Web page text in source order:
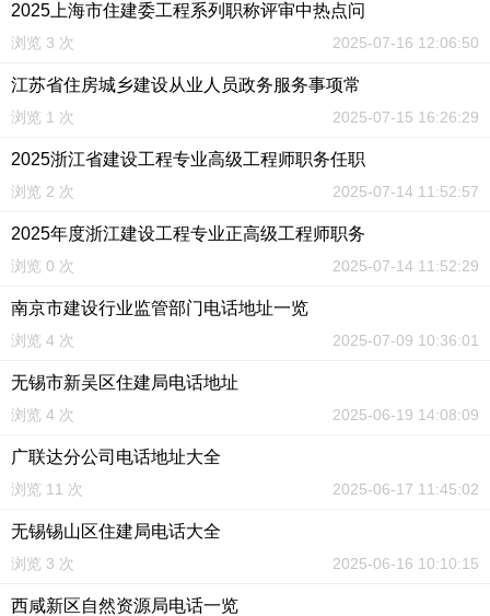
2025上海市住建委工程系列职称评审中热点问
浏览 3 次 2025-07-16 12:06:50
江苏省住房城乡建设从业人员政务服务事项常
浏览 1 次 2025-07-15 16:26:29
2025浙江省建设工程专业高级工程师职务任职
浏览 2 次 2025-07-14 11:52:57
2025年度浙江建设工程专业正高级工程师职务
浏览 0 次 2025-07-14 11:52:29
南京市建设行业监管部门电话地址一览
浏览 4 次 2025-07-09 10:36:01
无锡市新吴区住建局电话地址
浏览 4 次 2025-06-19 14:08:09
广联达分公司电话地址大全
浏览 11 次 2025-06-17 11:45:02
无锡锡山区住建局电话大全
浏览 3 次 2025-06-16 10:10:15
西咸新区自然资源局电话一览